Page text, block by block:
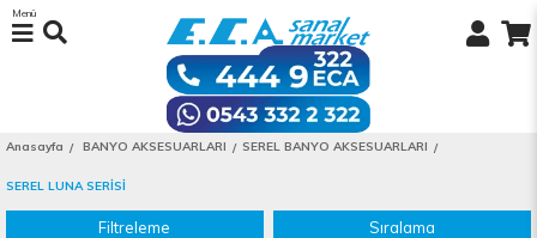
Menü
Anasayfa BANYO AKSESUARLARI SEREL BANYO AKSESUARLARI
SEREL LUNA SERİSİ
Filtreleme Sıralama